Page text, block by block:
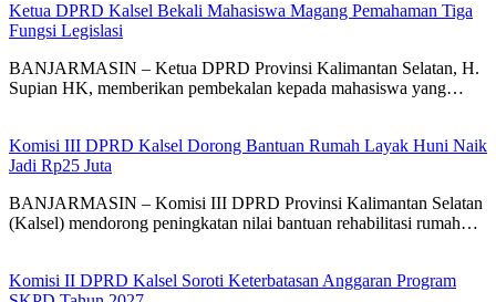
Ketua DPRD Kalsel Bekali Mahasiswa Magang Pemahaman Tiga
Fungsi Legislasi
BANJARMASIN – Ketua DPRD Provinsi Kalimantan Selatan, H.
Supian HK, memberikan pembekalan kepada mahasiswa yang…
Komisi III DPRD Kalsel Dorong Bantuan Rumah Layak Huni Naik
Jadi Rp25 Juta
BANJARMASIN – Komisi III DPRD Provinsi Kalimantan Selatan
(Kalsel) mendorong peningkatan nilai bantuan rehabilitasi rumah…
Komisi II DPRD Kalsel Soroti Keterbatasan Anggaran Program